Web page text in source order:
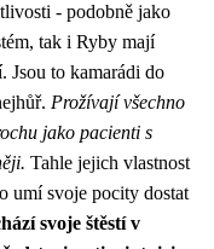
- podobně jako
tak i Ryby mají
Jsou to kamarádi do
Prožívají všechno
jako pacienti s
Tahle jejich vlastnost
umí svoje pocity dostat
svoje štěstí v